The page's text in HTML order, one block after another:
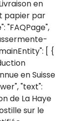
en
papier par
"FAQPage",
[ {
en Suisse
"text":
de La Haye
sur le